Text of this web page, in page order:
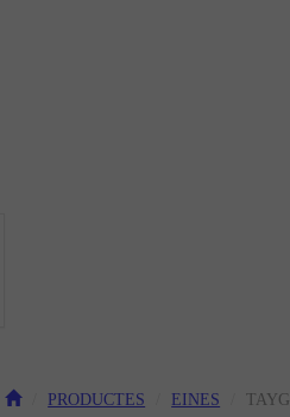
PRODUCTES EINES TAYG